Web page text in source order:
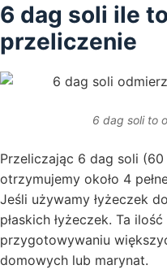
6 dag soli ile
przeliczenie
6 dag soli to
Przeliczając 6 dag soli (60
otrzymujemy około 4
Jeśli używamy łyżeczek
płaskich łyżeczek. Ta
przygotowywaniu
domowych lub marynat.